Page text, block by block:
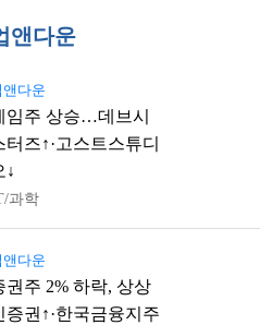
앤다운
앤다운
임주 상승…데브시
터즈↑·고스트스튜디
↓
과학
앤다운
권주 2% 하락, 상상
증권↑·한국금융지주